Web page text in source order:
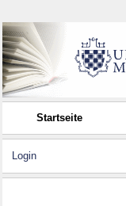
Startseite
Login